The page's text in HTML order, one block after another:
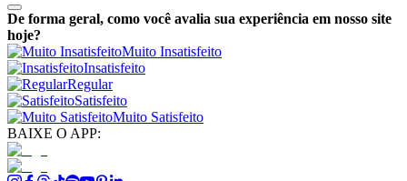
De forma geral, como você avalia sua experiência em nosso site
hoje?
Muito Insatisfeito
Insatisfeito
Regular
Satisfeito
Muito Satisfeito
BAIXE O APP: